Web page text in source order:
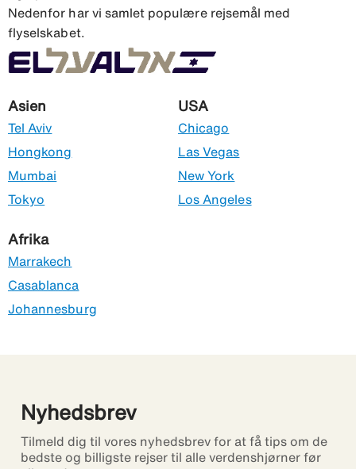
Nedenfor har vi samlet populære rejsemål med
flyselskabet.
Asien
Tel Aviv
Hongkong
Mumbai
Tokyo
USA
Chicago
Las Vegas
New York
Los Angeles
Afrika
Marrakech
Casablanca
Johannesburg
Nyhedsbrev
Tilmeld dig til vores nyhedsbrev for at få tips om de
bedste og billigste rejser til alle verdenshjørner før